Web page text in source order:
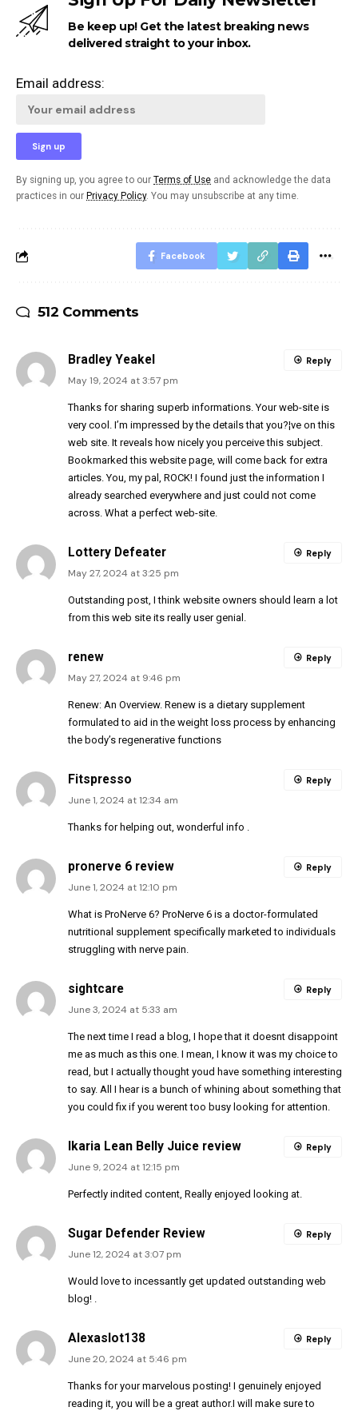
Be keep up! Get the latest breaking news
delivered straight to your inbox.
Email address:
By signing up, you agree to our Terms of Use and acknowledge the data
practices in our Privacy Policy. You may unsubscribe at any time.
Facebook
512 Comments
Bradley Yeakel
May 19, 2024 at 3:57 pm
Thanks for sharing superb informations. Your web-site is
very cool. I’m impressed by the details that you?¦ve on this
web site. It reveals how nicely you perceive this subject.
Bookmarked this website page, will come back for extra
articles. You, my pal, ROCK! I found just the information I
already searched everywhere and just could not come
across. What a perfect web-site.
Reply
Lottery Defeater
May 27, 2024 at 3:25 pm
Outstanding post, I think website owners should learn a lot
from this web site its really user genial.
Reply
renew
May 27, 2024 at 9:46 pm
Renew: An Overview. Renew is a dietary supplement
formulated to aid in the weight loss process by enhancing
the body’s regenerative functions
Reply
Fitspresso
June 1, 2024 at 12:34 am
Thanks for helping out, wonderful info .
Reply
pronerve 6 review
June 1, 2024 at 12:10 pm
What is ProNerve 6? ProNerve 6 is a doctor-formulated
nutritional supplement specifically marketed to individuals
struggling with nerve pain.
Reply
sightcare
June 3, 2024 at 5:33 am
The next time I read a blog, I hope that it doesnt disappoint
me as much as this one. I mean, I know it was my choice to
read, but I actually thought youd have something interesting
to say. All I hear is a bunch of whining about something that
you could fix if you werent too busy looking for attention.
Reply
Ikaria Lean Belly Juice review
June 9, 2024 at 12:15 pm
Perfectly indited content, Really enjoyed looking at.
Reply
Sugar Defender Review
June 12, 2024 at 3:07 pm
Would love to incessantly get updated outstanding web
blog! .
Reply
Alexaslot138
June 20, 2024 at 5:46 pm
Thanks for your marvelous posting! I genuinely enjoyed
reading it, you will be a great author.I will make sure to
Reply